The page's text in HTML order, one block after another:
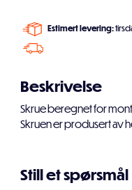
Estimert levering:
Beskrivelse
Skrue beregnet for
Skruen er produsert av
Still et spørsmål